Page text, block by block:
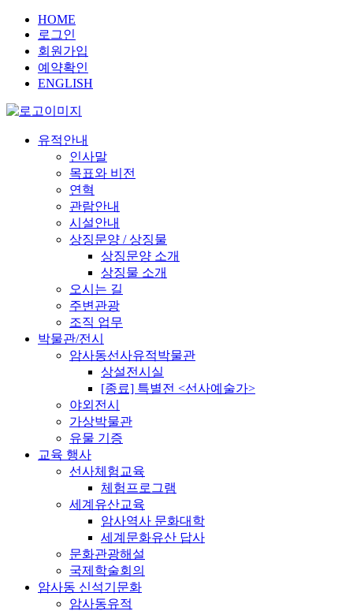
HOME
로그인
회원가입
예약확인
ENGLISH
유적안내
인사말
목표와 비전
연혁
관람안내
시설안내
상징문양 / 상징물
상징문양 소개
상징물 소개
오시는 길
주변관광
조직 업무
박물관/전시
암사동선사유적박물관
상설전시실
[종료] 특별전 <선사예술가>
야외전시
가상박물관
유물 기증
교육 행사
선사체험교육
체험프로그램
세계유산교육
암사역사 문화대학
세계문화유산 답사
문화관광해설
국제학술회의
암사동 신석기문화
암사동유적